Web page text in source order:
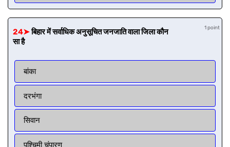
24➤बिहार में सर्वाधिक अनुसूचित जनजाति वाला जिला कौन
सा है
1 point
बांका
दरभंगा
सिवान
पश्चिमी चंपारण